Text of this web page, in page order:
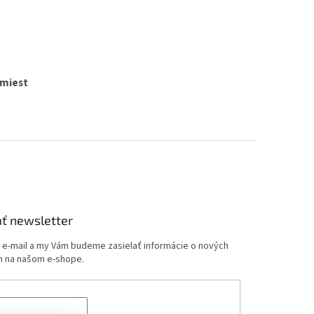
newsletter
mail a my Vám budeme zasielať informácie o nových
našom e-shope.